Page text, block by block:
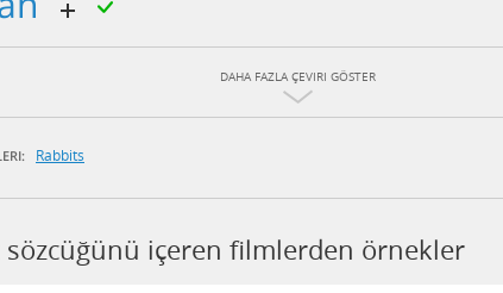
DAHA FAZLA ÇEVIRI GÖSTER
Rabbits
sözcüğünü içeren filmlerden örnekler